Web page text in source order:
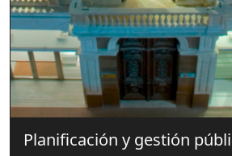
Planificación y gestión